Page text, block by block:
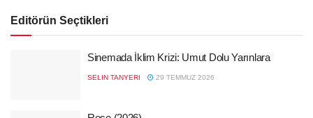
Editörün Seçtikleri
Sinemada İklim Krizi: Umut Dolu Yarınlara
SELIN TANYERI 29 TEMMUZ 2026